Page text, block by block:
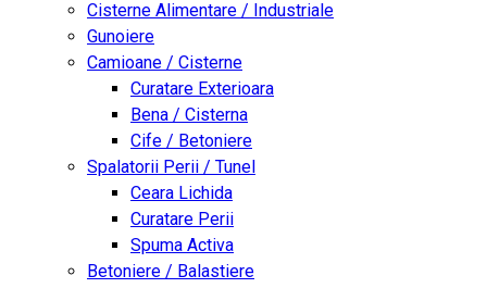
Cisterne Alimentare / Industriale
Gunoiere
Camioane / Cisterne
Curatare Exterioara
Bena / Cisterna
Cife / Betoniere
Spalatorii Perii / Tunel
Ceara Lichida
Curatare Perii
Spuma Activa
Betoniere / Balastiere